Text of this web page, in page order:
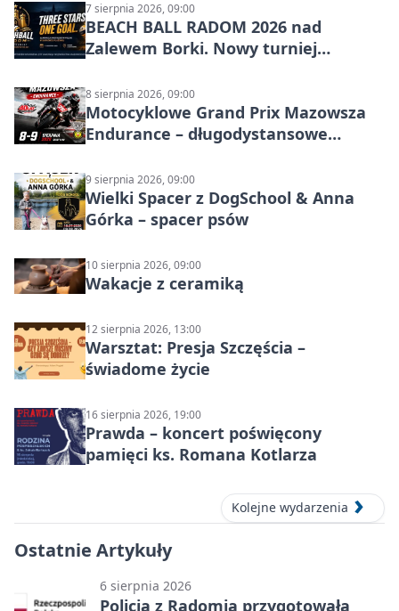
7 sierpnia 2026, 09:00
BEACH BALL RADOM 2026 nad
Zalewem Borki. Nowy turniej
8 sierpnia 2026, 09:00
Motocyklowe Grand Prix Mazowsza
Endurance – długodystansowe
9 sierpnia 2026, 09:00
Wielki Spacer z DogSchool & Anna
Górka – spacer psów
10 sierpnia 2026, 09:00
Wakacje z ceramiką
12 sierpnia 2026, 13:00
Warsztat: Presja Szczęścia –
świadome życie
16 sierpnia 2026, 19:00
Prawda – koncert poświęcony
pamięci ks. Romana Kotlarza
Kolejne wydarzenia
Ostatnie Artykuły
6 sierpnia 2026
Policja z Radomia przygotowała